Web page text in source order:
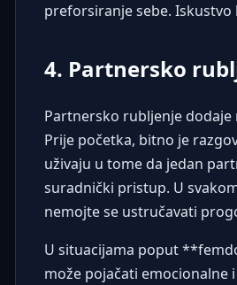
preforsiranje sebe.
4. Partnersko
Partnersko rubljenje
Prije početka, bitno je
uživaju u tome da jedan
suradnički pristup. U
nemojte se ustručavati
U situacijama poput
može pojačati emocionalne